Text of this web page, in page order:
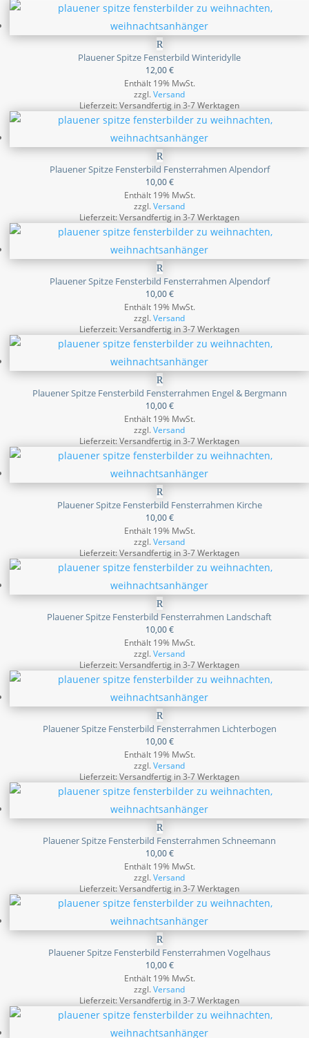
Plauener Spitze Fensterbild Winteridylle
12,00€
Enthält 19% MwSt.
zzgl.Versand
Lieferzeit: Versandfertig in 3-7 Werktagen
Plauener Spitze Fensterbild Fensterrahmen Alpendorf
10,00€
Enthält 19% MwSt.
zzgl.Versand
Lieferzeit: Versandfertig in 3-7 Werktagen
Plauener Spitze Fensterbild Fensterrahmen Alpendorf
10,00€
Enthält 19% MwSt.
zzgl.Versand
Lieferzeit: Versandfertig in 3-7 Werktagen
Plauener Spitze Fensterbild Fensterrahmen Engel & Bergmann
10,00€
Enthält 19% MwSt.
zzgl.Versand
Lieferzeit: Versandfertig in 3-7 Werktagen
Plauener Spitze Fensterbild Fensterrahmen Kirche
10,00€
Enthält 19% MwSt.
zzgl.Versand
Lieferzeit: Versandfertig in 3-7 Werktagen
Plauener Spitze Fensterbild Fensterrahmen Landschaft
10,00€
Enthält 19% MwSt.
zzgl.Versand
Lieferzeit: Versandfertig in 3-7 Werktagen
Plauener Spitze Fensterbild Fensterrahmen Lichterbogen
10,00€
Enthält 19% MwSt.
zzgl.Versand
Lieferzeit: Versandfertig in 3-7 Werktagen
Plauener Spitze Fensterbild Fensterrahmen Schneemann
10,00€
Enthält 19% MwSt.
zzgl.Versand
Lieferzeit: Versandfertig in 3-7 Werktagen
Plauener Spitze Fensterbild Fensterrahmen Vogelhaus
10,00€
Enthält 19% MwSt.
zzgl.Versand
Lieferzeit: Versandfertig in 3-7 Werktagen